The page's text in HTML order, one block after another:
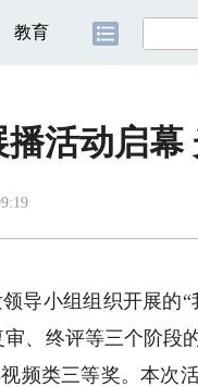
教育
活动启幕
导小组组织开展的
、终评等三个阶段
频类三等奖。本次